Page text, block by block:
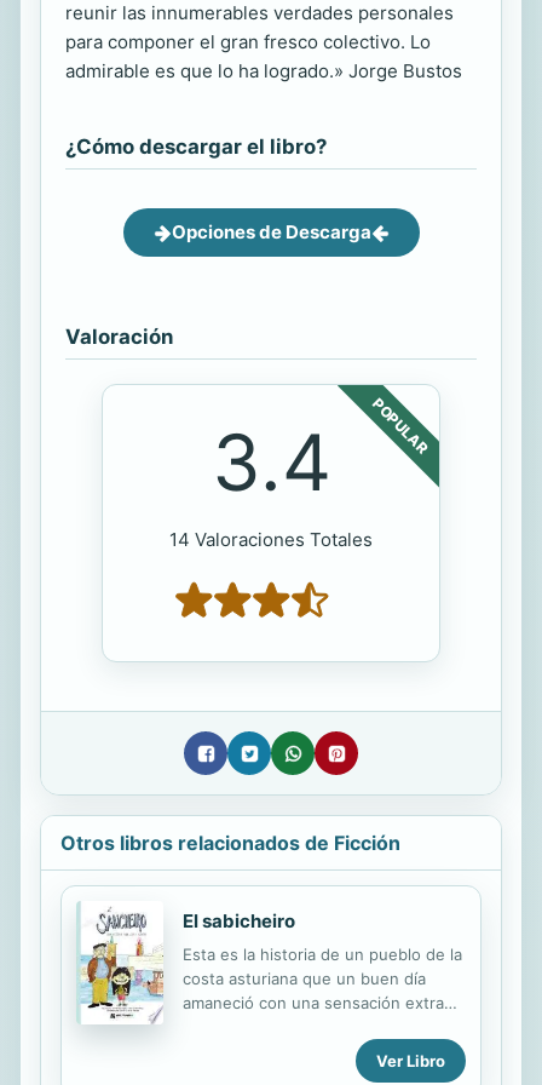
reunir las innumerables verdades personales
para componer el gran fresco colectivo. Lo
admirable es que lo ha logrado.» Jorge Bustos
¿Cómo descargar el libro?
Opciones de Descarga
Valoración
POPULAR
3.4
14 Valoraciones Totales
Otros libros relacionados de Ficción
El sabicheiro
Esta es la historia de un pueblo de la
costa asturiana que un buen día
amaneció con una sensación extraña
difícil explicación... Lucía, una
simpática niña aficionada a investigar
Ver Libro